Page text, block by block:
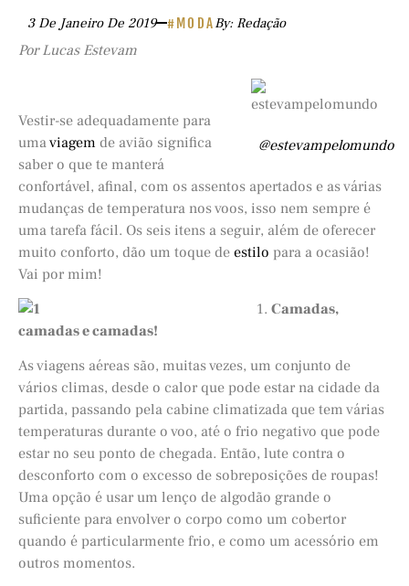
3 De Janeiro De 2019 #MODABy: Redação
Por Lucas Estevam
@estevampelomundo
Vestir-se adequadamente para
umaviagem de avião significa
saber o que te manterá
confortável, afinal, com os assentos apertados e as várias
mudanças de temperatura nos voos, isso nem sempre é
uma tarefa fácil. Os seis itens a seguir, além de oferecer
muito conforto, dão um toque de estilo para a ocasião!
Vai por mim!
1. Camadas,
camadas e camadas!
As viagens aéreas são, muitas vezes, um conjunto de
vários climas, desde o calor que pode estar na cidade da
partida, passando pela cabine climatizada que tem várias
temperaturas durante o voo, até o frio negativo que pode
estar no seu ponto de chegada. Então, lute contra o
desconforto com o excesso de sobreposições de roupas!
Uma opção é usar um lenço de algodão grande o
suficiente para envolver o corpo como um cobertor
quando é particularmente frio, e como um acessório em
outros momentos.